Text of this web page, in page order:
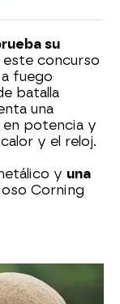
su
concurso
fuego
batalla
una
en potencia y
y el reloj.
y una
Corning